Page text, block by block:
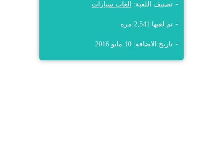
تصنيف اللعبة: العاب سيارات
تم لعبها 2,541 مره
تاريخ الاضافه: 10 مايو 2016